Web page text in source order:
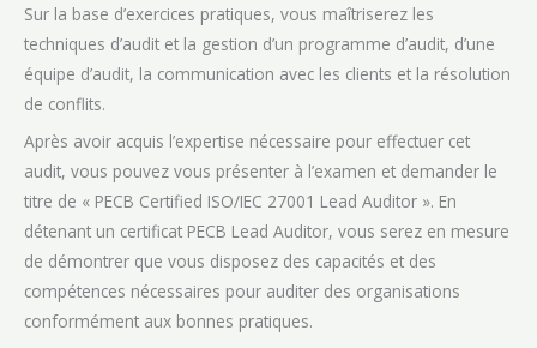
Sur la base d’exercices pratiques, vous maîtriserez les
techniques d’audit et la gestion d’un programme d’audit, d’une
équipe d’audit, la communication avec les clients et la résolution
de conflits.
Après avoir acquis l’expertise nécessaire pour effectuer cet
audit, vous pouvez vous présenter à l’examen et demander le
titre de « PECB Certified ISO/IEC 27001 Lead Auditor ». En
détenant un certificat PECB Lead Auditor, vous serez en mesure
de démontrer que vous disposez des capacités et des
compétences nécessaires pour auditer des organisations
conformément aux bonnes pratiques.